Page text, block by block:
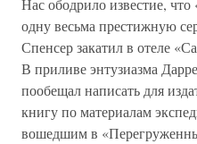
Нас ободрило известие,
одну весьма престижную
Спенсер закатил в отеле
В приливе энтузиазма
пообещал написать для
книгу по материалам
вошедшим в